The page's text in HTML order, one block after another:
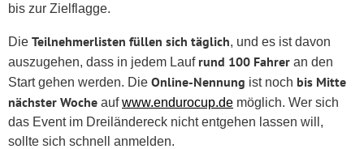
bis zur Zielflagge.
Die Teilnehmerlisten füllen sich täglich, und es ist davon
auszugehen, dass in jedem Lauf rund 100 Fahrer an den
Start gehen werden. Die Online-Nennung ist noch bis Mitte
nächster Woche aufwww.endurocup.de möglich. Wer sich
das Event im Dreiländereck nicht entgehen lassen will,
sollte sich schnell anmelden.